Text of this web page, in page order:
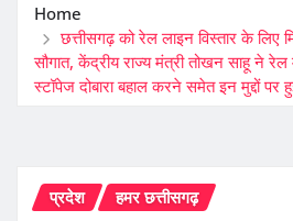
Home
छत्तीसगढ़ को रेल लाइन विस्तार के लिए
सौगात, केंद्रीय राज्य मंत्री तोखन साहू ने
स्टॉपेज दोबारा बहाल करने समेत इन मुद्दों पर
प्रदेश हमर छत्तीसगढ़